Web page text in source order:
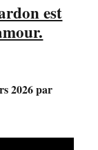
est
2026 par